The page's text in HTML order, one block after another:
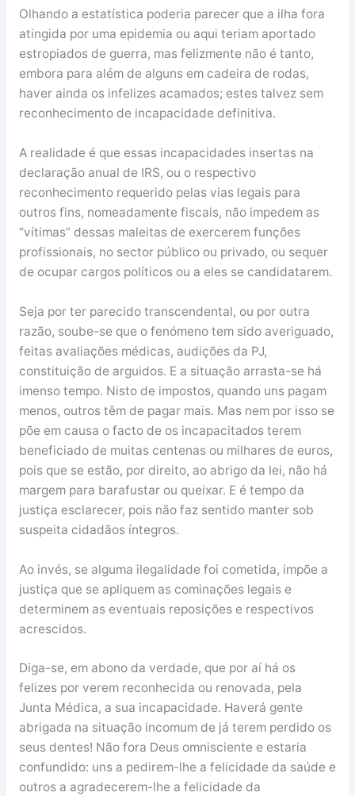
Olhando a estatística poderia parecer que a ilha fora
atingida por uma epidemia ou aqui teriam aportado
estropiados de guerra, mas felizmente não é tanto,
embora para além de alguns em cadeira de rodas,
haver ainda os infelizes acamados; estes talvez sem
reconhecimento de incapacidade definitiva.
A realidade é que essas incapacidades insertas na
declaração anual de IRS, ou o respectivo
reconhecimento requerido pelas vias legais para
outros fins, nomeadamente fiscais, não impedem as
“vítimas” dessas maleitas de exercerem funções
profissionais, no sector público ou privado, ou sequer
de ocupar cargos políticos ou a eles se candidatarem.
Seja por ter parecido transcendental, ou por outra
razão, soube-se que o fenómeno tem sido averiguado,
feitas avaliações médicas, audições da PJ,
constituição de arguidos. E a situação arrasta-se há
imenso tempo. Nisto de impostos, quando uns pagam
menos, outros têm de pagar mais. Mas nem por isso se
põe em causa o facto de os incapacitados terem
beneficiado de muitas centenas ou milhares de euros,
pois que se estão, por direito, ao abrigo da lei, não há
margem para barafustar ou queixar. E é tempo da
justiça esclarecer, pois não faz sentido manter sob
suspeita cidadãos íntegros.
Ao invés, se alguma ilegalidade foi cometida, impõe a
justiça que se apliquem as cominações legais e
determinem as eventuais reposições e respectivos
acrescidos.
Diga-se, em abono da verdade, que por aí há os
felizes por verem reconhecida ou renovada, pela
Junta Médica, a sua incapacidade. Haverá gente
abrigada na situação incomum de já terem perdido os
seus dentes! Não fora Deus omnisciente e estaria
confundido: uns a pedirem-lhe a felicidade da saúde e
outros a agradecerem-lhe a felicidade da